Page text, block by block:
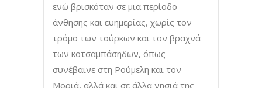
ενώ βρισκόταν σε μια περίοδο
άνθησης και ευημερίας, χωρίς τον
τρόμο των τούρκων και τον βραχνά
των κοτσαμπάσηδων, όπως
συνέβαινε στη Ρούμελη και τον
Μοριά, αλλά και σε άλλα νησιά της